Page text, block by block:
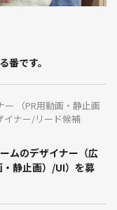
番です。
（PR用動画・静止画
ナー/リード候補
ムのデザイナー（広
・静止画）/UI）を募